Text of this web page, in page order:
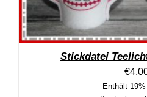
Stickdatei
€
Enthält 19%